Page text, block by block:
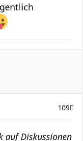
109
auf Diskussionen